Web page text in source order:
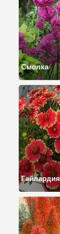
Смолка
Гайлардия